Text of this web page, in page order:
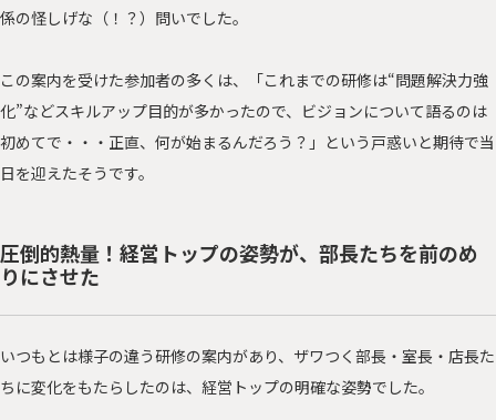
係の怪しげな（！？）問いでした。
この案内を受けた参加者の多くは、「これまでの研修は“問題解決力強
化”などスキルアップ目的が多かったので、ビジョンについて語るのは
初めてで・・・正直、何が始まるんだろう？」という戸惑いと期待で当
日を迎えたそうです。
圧倒的熱量！経営トップの姿勢が、部長たちを前のめ
りにさせた
いつもとは様子の違う研修の案内があり、ザワつく部長・室長・店長た
ちに変化をもたらしたのは、経営トップの明確な姿勢でした。